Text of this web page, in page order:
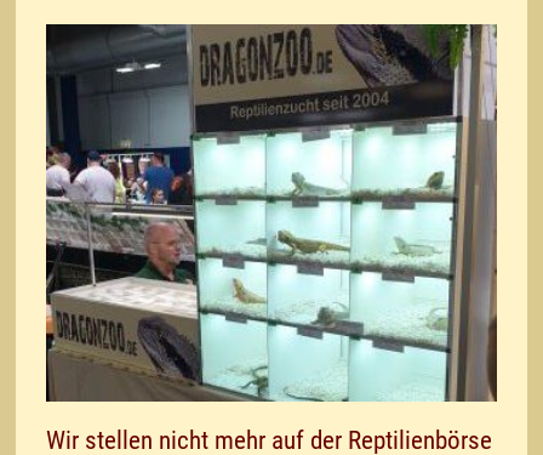
Wir stellen nicht mehr auf der Reptilienbörse